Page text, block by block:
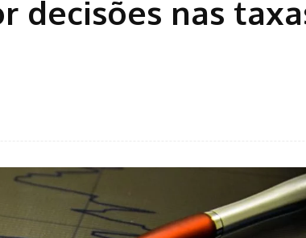
decisões nas